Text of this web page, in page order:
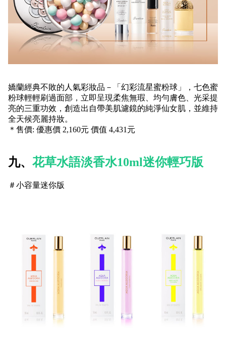
嬌蘭經典不敗的人氣彩妝品－「幻彩流星蜜粉球」，七色蜜
粉球輕輕刷過面部，立即呈現柔焦無瑕、均勻膚色、光采提
亮的三重功效，創造出自帶美肌濾鏡的純淨仙女肌，並維持
全天候亮麗持妝。
＊售價: 優惠價 2,160元 價值 4,431元
九、 花草水語淡香水10ml迷你輕巧版
＃小容量迷你版